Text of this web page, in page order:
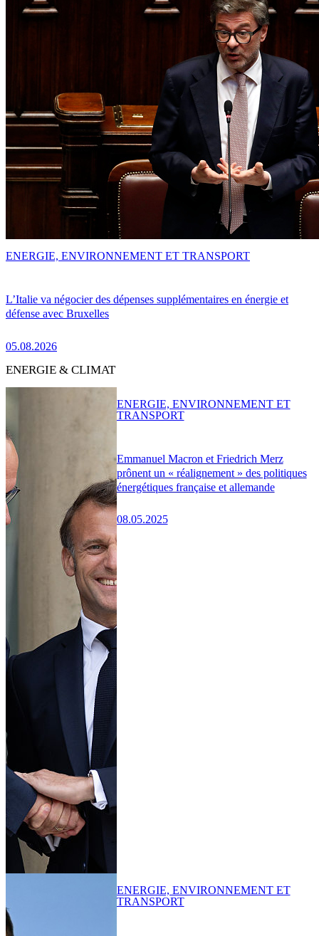
L’Italie va négocier des dépenses supplémentaires en énergie et
défense avec Bruxelles
05.08.2026
ENERGIE, ENVIRONNEMENT ET TRANSPORT
ENERGIE & CLIMAT
Emmanuel Macron et Friedrich Merz
prônent un « réalignement » des politiques
énergétiques française et allemande
08.05.2025
ENERGIE, ENVIRONNEMENT ET
TRANSPORT
ENERGIE, ENVIRONNEMENT ET
TRANSPORT